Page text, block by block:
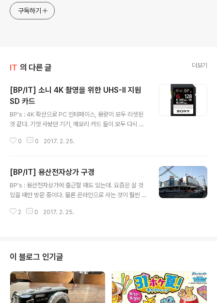
구독하기
IT 의 다른 글 더보기
[BP/IT] 소니 4K 촬영을 위한 UHS-II 지원
SD 카드
BP's : 4K 확산으로 PC 인터페이스, 용량이 모두 리셋된
것 같다. 기껏 사놨던 기기, 메모리 카드 들이 모두 다시 원
지고 있는 일이지만, DVD와 풀HD 등장처럼 4K는 새로운
32GB. 가격은 50만원, 25만원, 15만원 선... 성능은 써진
대로 읽기 300M/S 쓰기 299MB/S 이 속도도 대용량 파
일 옮기기에는 부족하지만. 아무튼 더 빨라졌다. 그런데 이
128GB를 다 사용하게 된다. 그리고 영상 특성상 여러 번
0 0 2017. 2. 25.
[BP/IT] 용산전자상가 구경
BP's : 용산전자상가에 출근할 때도 있는데. 요즘은 살 것
있을 때만 방문 중이다. 물론 온라인으로 사는 것이 훨씬 편
무엇보다 흐름을 보기 위해서는 직접 돌아보는 것이 좋다.
부대시설이 어떤게 지어질지는 모르겠지만.. 그런데 최근
우리나라 방문 관광객이 얼어붙었다는데, 그러면 호텔도
생각보다 안될 것 같음. SSD와 중고 PC파는 곳들이 많아
졌다. SSD로 이동하는 것이 확실히 느껴졌고, 게이밍 관련
제품들, 모니터도 대형 제품들이 증가... 어떻게 보면 4K,
2 0 2017. 2. 25.
이 블로그 인기글